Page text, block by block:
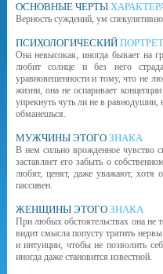
ОСНОВНЫЕ ЧЕРТЫ
Верность суждений, ум
ПСИХОЛОГИЧЕСКИЙ ПОРТРЕТ
Она невысокая, иногда бывает на
любит солнце и без него
уравновешенности и тому, что не
жизни, она не оспаривает
упрекнуть чуть ли не в
обманешься.
МУЖЧИНЫ ЭТОГО ЗНАКА
В нем сильно врожденное чувство
заставляет его забыть о
любят, ценят, даже уважают, хотя
пассивен.
ЖЕНЩИНЫ ЭТОГО ЗНАКА
При любых обстоятельствах она не
видит смысла попусту тратить
и интуиции, чтобы не позволить
иногда даже становится известной.